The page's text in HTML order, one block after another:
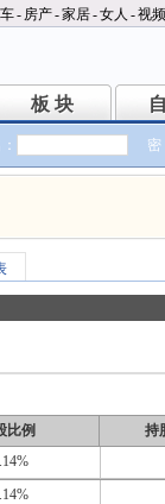
- 房产-家居-女人 -视频
板 块
板 块
密
比例 持